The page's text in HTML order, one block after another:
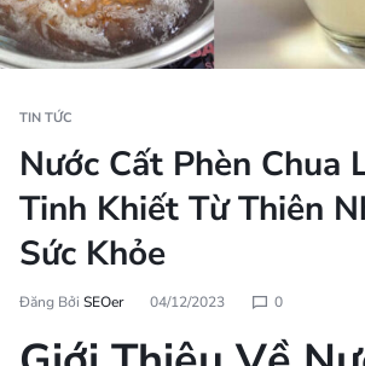
TIN TỨC
Nước Cất Phèn Chua
Tinh Khiết Từ Thiên
Sức Khỏe
Đăng Bởi SEOer 04/12/2023 0